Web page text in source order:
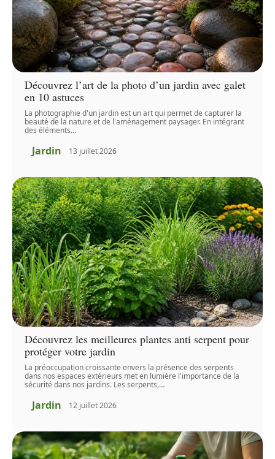
Découvrez l’art de la photo d’un jardin avec galet
en 10 astuces
La photographie d'un jardin est un art qui permet de capturer la
beauté de la nature et de l'aménagement paysager. En intégrant
des éléments…
Jardin 13 juillet 2026
Découvrez les meilleures plantes anti serpent pour
protéger votre jardin
La préoccupation croissante envers la présence des serpents
dans nos espaces extérieurs met en lumière l'importance de la
sécurité dans nos jardins. Les serpents,…
Jardin 12 juillet 2026